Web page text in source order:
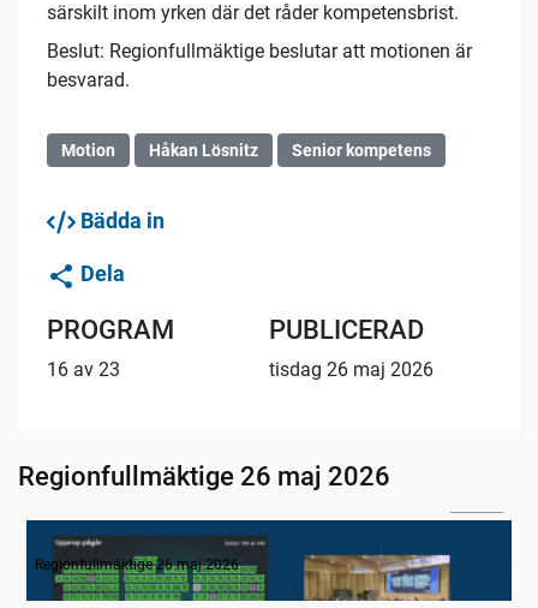
särskilt inom yrken där det råder kompetensbrist.
Beslut: Regionfullmäktige beslutar att motionen är
besvarad.
Motion Håkan Lösnitz Senior kompetens
Bädda in
Dela
PROGRAM
16 av 23
PUBLICERAD
tisdag 26 maj 2026
Regionfullmäktige 26 maj 2026
1. Inledning
Regionfullmäktige 26 maj 2026